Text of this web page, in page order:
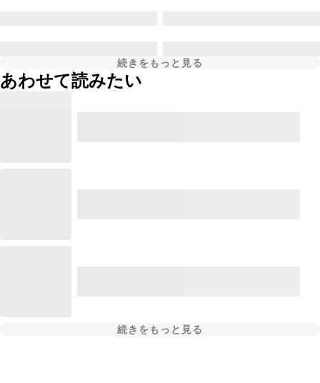
続きをもっと見る
あわせて読みたい
続きをもっと見る